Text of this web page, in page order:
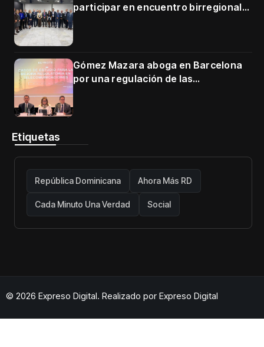
participar en encuentro birregional
Gómez Mazara aboga en Barcelona
por una regulación de las
Etiquetas
República Dominicana Ahora Más RD
Cada Minuto Una Verdad Social
© 2026 Expreso Digital. Realizado por Expreso Digital